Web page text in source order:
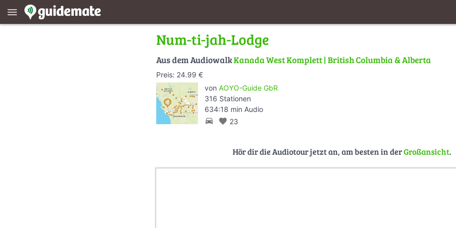
menu
Num-ti-jah-Lodge
Aus dem AudiowalkKanada West Komplett | British Columbia & Alberta
Preis: 24.99 €
von AOYO-Guide GbR
316 Stationen
634:18 min Audio
directions_car favorite 23
Hör dir die Audiotour jetzt an, am besten in derGroßansicht.